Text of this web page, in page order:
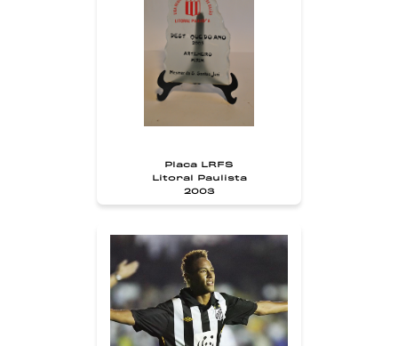
Placa LRFS
Litoral Paulista
2003